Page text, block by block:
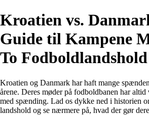
Kroatien vs.
Guide til Kampene
To Fodboldlandshold
Kroatien og Danmark har haft mange
årene. Deres møder på fodboldbanen har
med spænding. Lad os dykke ned i historien
landshold og se nærmere på, hvad der gør